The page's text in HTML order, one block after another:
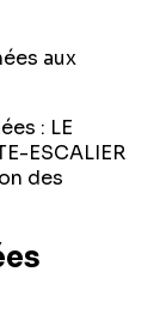
aux
: LE
ESCALIER
des